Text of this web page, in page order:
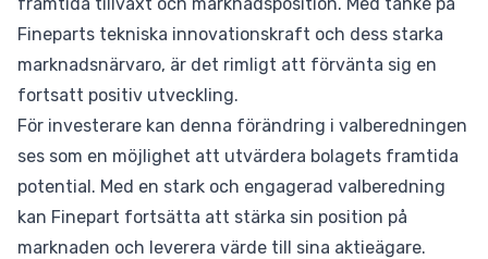
Fineparts tekniska innovationskraft och dess starka
marknadsnärvaro, är det rimligt att förvänta sig en
fortsatt positiv utveckling.
För investerare kan denna förändring i valberedningen
ses som en möjlighet att utvärdera bolagets framtida
potential. Med en stark och engagerad valberedning
kan Finepart fortsätta att stärka sin position på
marknaden och leverera värde till sina aktieägare.